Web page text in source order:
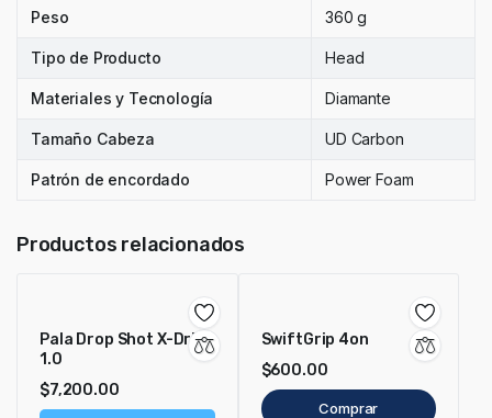
Peso 360 g
Tipo de Producto Head
Materiales y Tecnología Diamante
Tamaño Cabeza UD Carbon
Patrón de encordado Power Foam
Productos relacionados
Pala Drop Shot X-Drive
1.0
$7,200.00
SwiftGrip 4on
$600.00
Comprar